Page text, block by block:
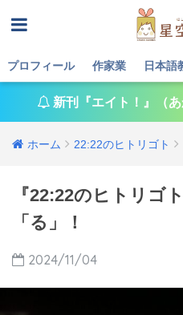
プロフィール 作家業 日本語
新刊『エイト！』（
ホーム 22:22のヒトリゴト
『22:22のヒトリ
「る」！
2024/11/04